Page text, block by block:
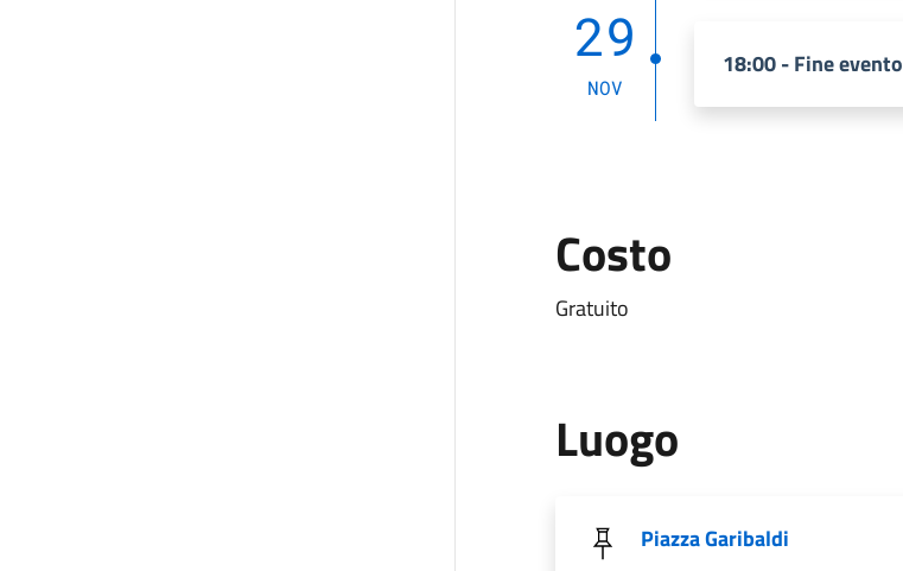
29
NOV
18:00 - Fine evento
Costo
Gratuito
Luogo
Piazza Garibaldi